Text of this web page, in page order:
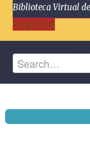
Biblioteca Virtual
Toggle Bar